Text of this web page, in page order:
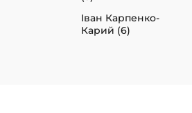
Іван Карпенко-
Карий (6)